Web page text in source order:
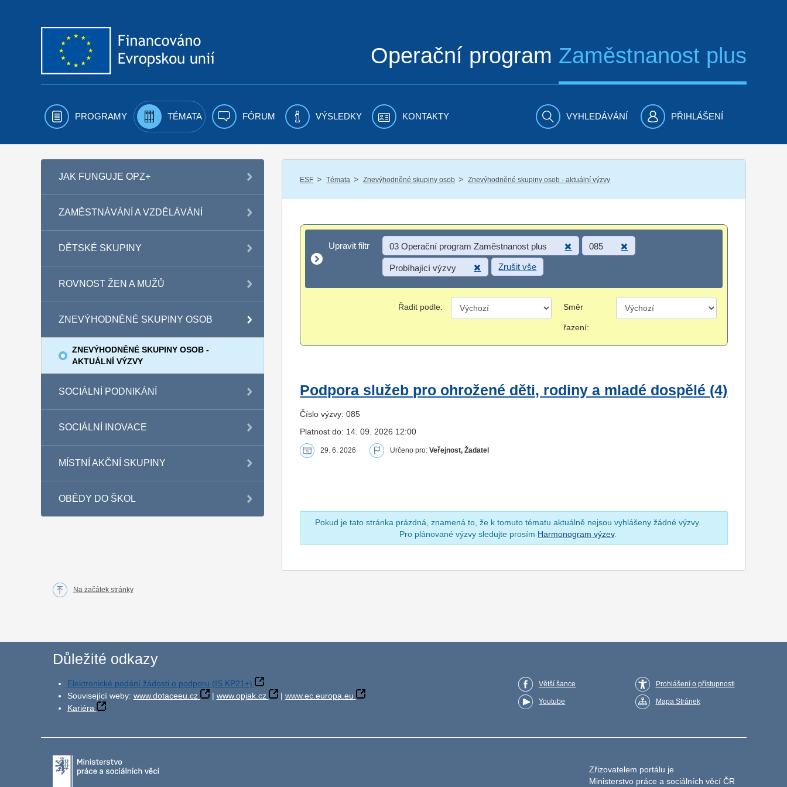
Operační program Zaměstnanost plus
PROGRAMY TÉMATA FÓRUM VÝSLEDKY KONTAKTY VYHLEDÁVÁNÍ PŘIHLÁŠENÍ
JAK FUNGUJE OPZ+
ZAMĚSTNÁVÁNÍ A VZDĚLÁVÁNÍ
DĚTSKÉ SKUPINY
ROVNOST ŽEN A MUŽŮ
ZNEVÝHODNĚNÉ SKUPINY OSOB
ZNEVÝHODNĚNÉ SKUPINY OSOB -
AKTUÁLNÍ VÝZVY
SOCIÁLNÍ PODNIKÁNÍ
SOCIÁLNÍ INOVACE
MÍSTNÍ AKČNÍ SKUPINY
OBĚDY DO ŠKOL
ESF / Témata / Znevýhodněné skupiny osob / Znevýhodněné skupiny osob - aktuální výzvy
Upravit filtr
Upravit filtr 03 Operační program Zaměstnanost plus 085
Probíhající výzvy Zrušit vše
Řadit podle: Směr
řazení:
Podpora služeb pro ohrožené děti, rodiny a mladé dospělé (4)
Číslo výzvy: 085
Platnost do: 14. 09. 2026 12:00
29. 6. 2026 Určeno pro:Veřejnost, Žadatel
Pokud je tato stránka prázdná, znamená to, že k tomuto tématu aktuálně nejsou vyhlášeny žádné výzvy.
Pro plánované výzvy sledujte prosím Harmonogram výzev.
Na začátek stránky
Důležité odkazy
Elektronické podání žádosti o podporu (IS KP21+)
Související weby: www.dotaceeu.cz | www.opjak.cz | www.ec.europa.eu
Kariéra
Větší šance
Youtube
Prohlášení o přístupnosti
Mapa Stránek
Zřizovatelem portálu je
Ministerstvo práce a sociálních věcí ČR